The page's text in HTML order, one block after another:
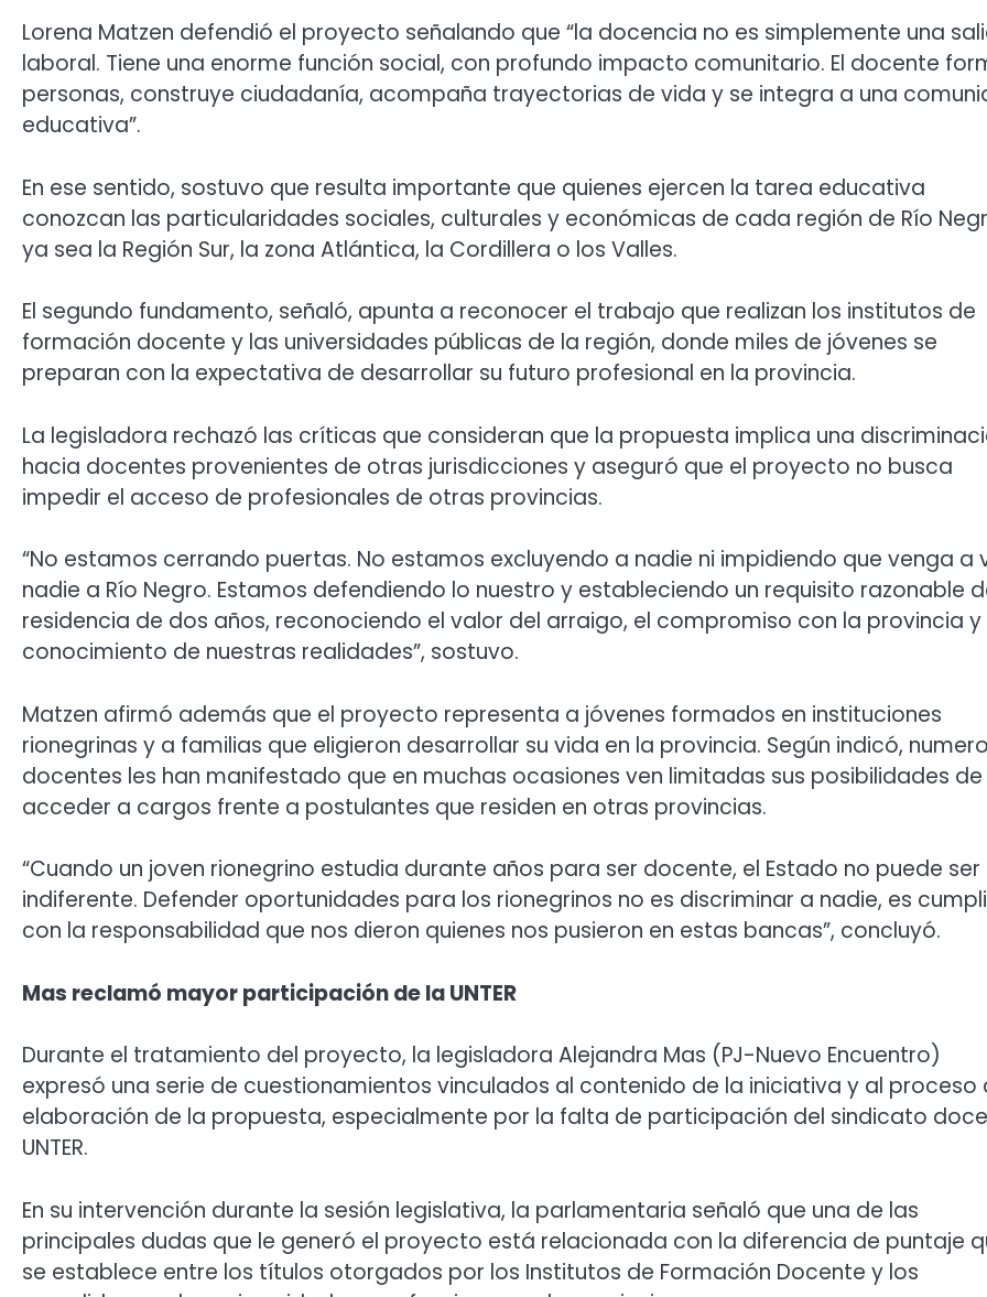
Lorena Matzen defendió el proyecto señalando que “la docencia no es simplemente una
laboral. Tiene una enorme función social, con profundo impacto comunitario. El docente
personas, construye ciudadanía, acompaña trayectorias de vida y se integra a una
educativa”.
En ese sentido, sostuvo que resulta importante que quienes ejercen la tarea educativa
conozcan las particularidades sociales, culturales y económicas de cada región de Río
ya sea la Región Sur, la zona Atlántica, la Cordillera o los Valles.
El segundo fundamento, señaló, apunta a reconocer el trabajo que realizan los institutos de
formación docente y las universidades públicas de la región, donde miles de jóvenes se
preparan con la expectativa de desarrollar su futuro profesional en la provincia.
La legisladora rechazó las críticas que consideran que la propuesta implica una
hacia docentes provenientes de otras jurisdicciones y aseguró que el proyecto no busca
impedir el acceso de profesionales de otras provincias.
“No estamos cerrando puertas. No estamos excluyendo a nadie ni impidiendo que venga a
nadie a Río Negro. Estamos defendiendo lo nuestro y estableciendo un requisito razonable
residencia de dos años, reconociendo el valor del arraigo, el compromiso con la provincia y
conocimiento de nuestras realidades”, sostuvo.
Matzen afirmó además que el proyecto representa a jóvenes formados en instituciones
rionegrinas y a familias que eligieron desarrollar su vida en la provincia. Según indicó,
docentes les han manifestado que en muchas ocasiones ven limitadas sus posibilidades de
acceder a cargos frente a postulantes que residen en otras provincias.
“Cuando un joven rionegrino estudia durante años para ser docente, el Estado no puede ser
indiferente. Defender oportunidades para los rionegrinos no es discriminar a nadie, es
con la responsabilidad que nos dieron quienes nos pusieron en estas bancas”, concluyó.
Mas reclamó mayor participación de la UNTER
Durante el tratamiento del proyecto, la legisladora Alejandra Mas (PJ-Nuevo Encuentro)
expresó una serie de cuestionamientos vinculados al contenido de la iniciativa y al proceso
elaboración de la propuesta, especialmente por la falta de participación del sindicato
UNTER.
En su intervención durante la sesión legislativa, la parlamentaria señaló que una de las
principales dudas que le generó el proyecto está relacionada con la diferencia de puntaje
se establece entre los títulos otorgados por los Institutos de Formación Docente y los